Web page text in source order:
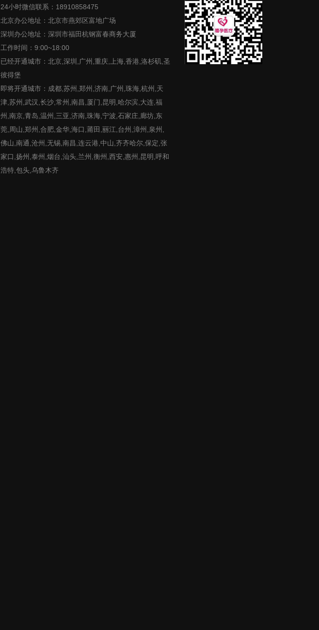
24小时微信联系：18910858475
北京办公地址：北京市燕郊区富地广场
深圳办公地址：深圳市福田杭钢富春商务大厦
工作时间：9:00~18:00
已经开通城市：北京,深圳,广州,重庆,上海,香港,洛杉矶,圣
彼得堡
即将开通城市：成都,苏州,郑州,济南,广州,珠海,杭州,天
津,苏州,武汉,长沙,常州,南昌,厦门,昆明,哈尔滨,大连,福
州,南京,青岛,温州,三亚,济南,珠海,宁波,石家庄,廊坊,东
莞,周山,郑州,合肥,金华,海口,莆田,丽江,台州,漳州,泉州,
佛山,南通,沧州,无锡,南昌,连云港,中山,齐齐哈尔,保定,张
家口,扬州,泰州,烟台,汕头,兰州,衡州,西安,惠州,昆明,呼和
浩特,包头,乌鲁木齐